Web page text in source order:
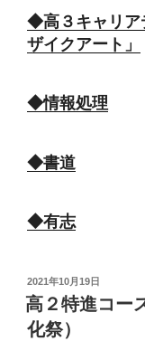
◆高３キャリア
ザイクアート」
◆情報処理
◆書道
◆有志
投
稿
日:
2021年10月19日
高２特進コー
化祭）